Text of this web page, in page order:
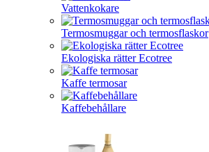
Vattenkokare
Termosmuggar och termosflaskor
Ekologiska rätter Ecotree
Kaffe termosar
Kaffebehållare